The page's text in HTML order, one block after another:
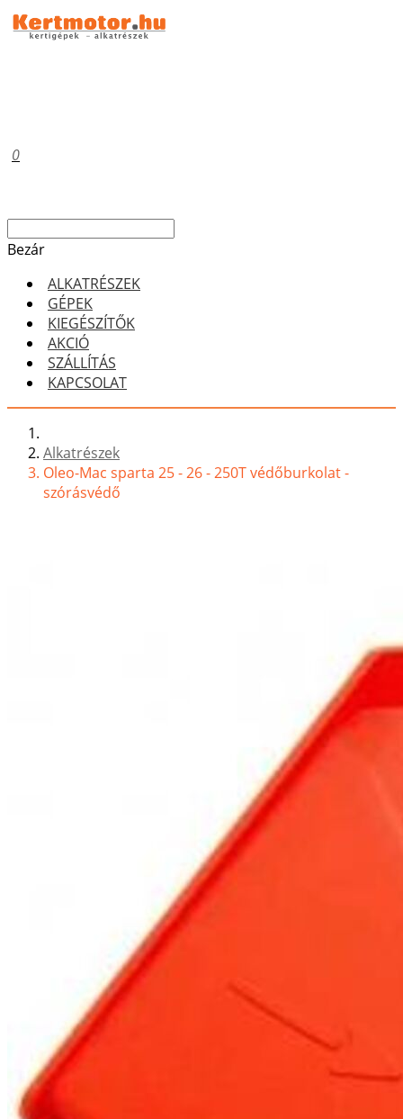
0
Bezár
ALKATRÉSZEK
GÉPEK
KIEGÉSZÍTŐK
AKCIÓ
SZÁLLÍTÁS
KAPCSOLAT
Alkatrészek
Oleo-Mac sparta 25 - 26 - 250T védőburkolat -
szórásvédő